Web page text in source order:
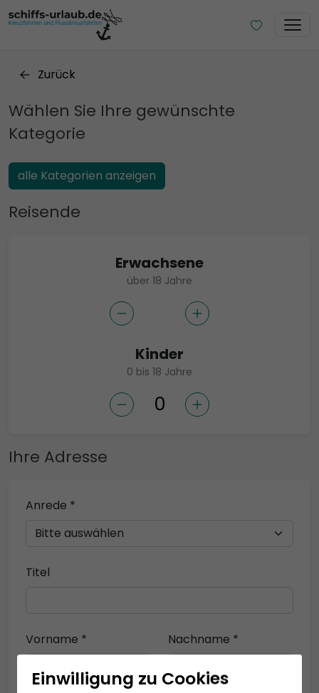
Zurück
Wählen Sie Ihre gewünschte
Kategorie
alle Kategorien anzeigen
Reisende
Erwachsene
über 18 Jahre
Kinder
0 bis 18 Jahre
Ihre Adresse
Anrede *
Titel
Vorname * Nachname *
Einwilligung zu Cookies